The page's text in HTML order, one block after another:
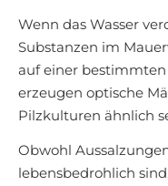
Wenn das Wasser
Substanzen im
auf einer
erzeugen optische
Pilzkulturen ähnlich
Obwohl
lebensbedrohlich